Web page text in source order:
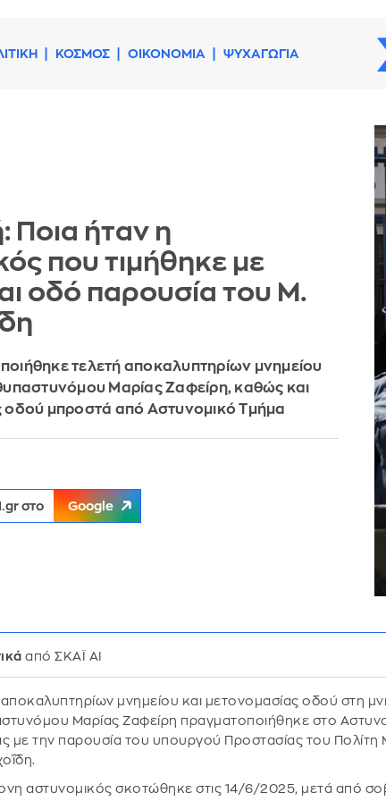
ΚΟΣΜΟΣ ΟΙΚΟΝΟΜΙΑ ΨΥΧΑΓΩΓΙΑ
Ποια ήταν η
που τιμήθηκε με
οδό παρουσία του Μ.
τελετή αποκαλυπτηρίων μνημείου
Μαρίας Ζαφείρη, καθώς και
οδού μπροστά από Αστυνομικό Τμήμα
στο Google
από ΣΚΑΪ AI
μνημείου και μετονομασίας οδού στη
Μαρίας Ζαφείρη πραγματοποιήθηκε στο
με την παρουσία του υπουργού Προστασίας του Πολίτη
αστυνομικός σκοτώθηκε στις 14/6/2025, μετά από